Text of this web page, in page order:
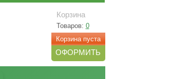
Корзина
Товаров: 0
Корзина пуста
ОФОРМИТЬ